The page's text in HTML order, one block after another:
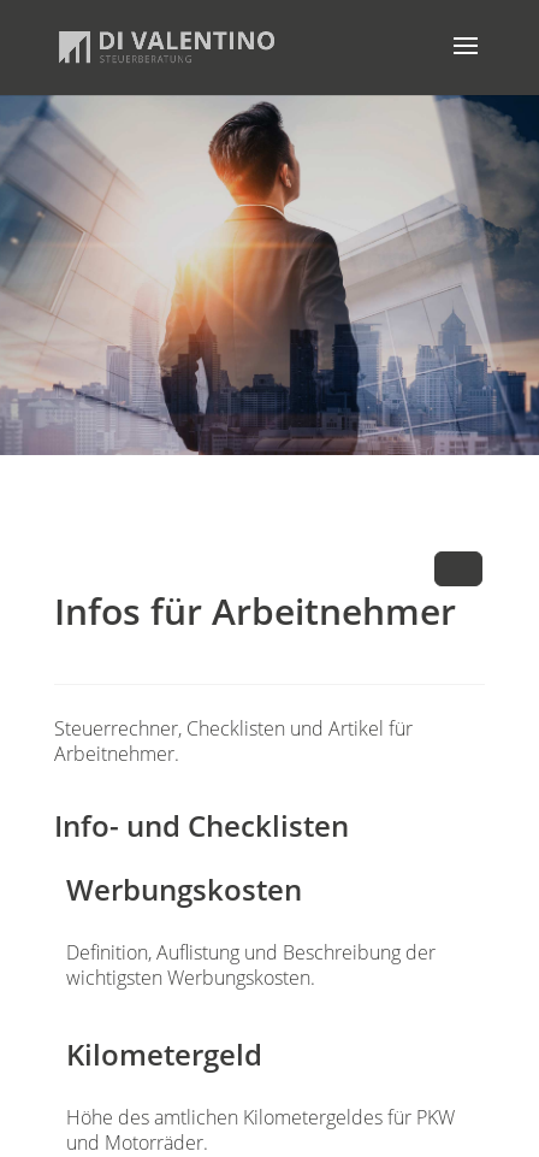
Infos für Arbeitnehmer
Steuerrechner, Checklisten und Artikel für
Arbeitnehmer.
Info- und Checklisten
Werbungskosten
Definition, Auflistung und Beschreibung der
wichtigsten Werbungskosten.
Kilometergeld
Höhe des amtlichen Kilometergeldes für PKW
und Motorräder.